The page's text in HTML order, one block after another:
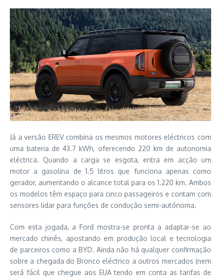
Já a versão EREV combina os mesmos motores eléctricos com
uma bateria de 43.7 kWh, oferecendo 220 km de autonomia
eléctrica. Quando a carga se esgota, entra em acção um
motor a gasolina de 1.5 litros que funciona apenas como
gerador, aumentando o alcance total para os 1.220 km. Ambos
os modelos têm espaço para cinco passageiros e contam com
sensores lidar para funções de condução semi-autónoma.
Com esta jogada, a Ford mostra-se pronta a adaptar-se ao
mercado chinês, apostando em produção local e tecnologia
de parceiros como a BYD. Ainda não há qualquer confirmação
sobre a chegada do Bronco eléctrico a outros mercados (nem
será fácil que chegue aos EUA tendo em conta as tarifas de